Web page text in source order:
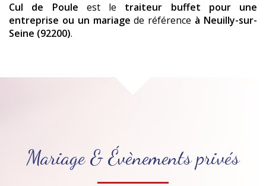
Cul de Poule est le traiteur buffet pour une
entreprise ou un mariage de référence à Neuilly-sur-
Seine (92200).
Mariage & Évènements privés